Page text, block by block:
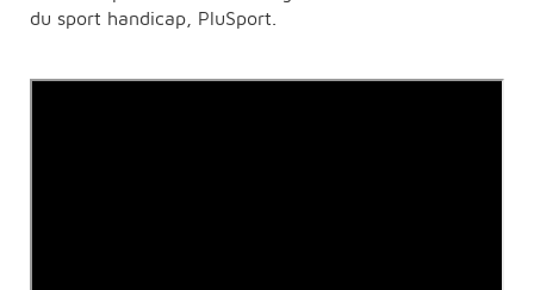
du sport handicap, PluSport.